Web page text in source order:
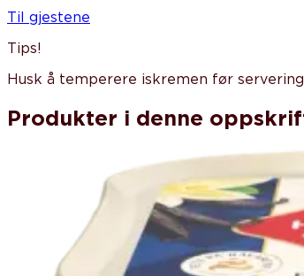
Til gjestene
Tips!
Husk å temperere iskremen før
Produkter i denne